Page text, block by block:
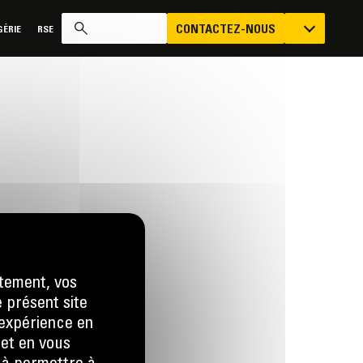
RSE CONTACTEZ-NOUS
LA DEMANDE
vos
présent site
en
en vous